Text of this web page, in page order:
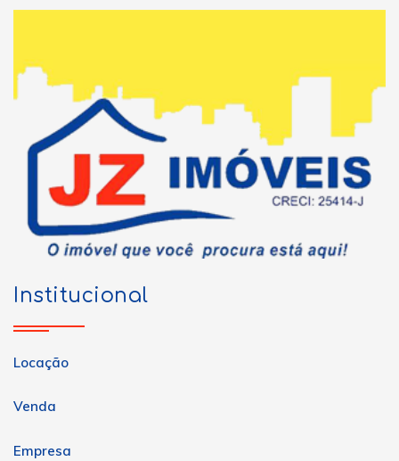
Institucional
Locação
Venda
Empresa